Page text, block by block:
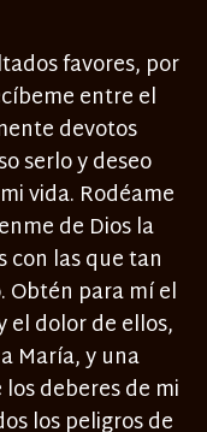
favores, por
entre el
devotos
serlo y deseo
vida. Rodéame
de Dios la
las que tan
Obtén para mí el
el dolor de ellos,
María, y una
deberes de mi
los peligros de